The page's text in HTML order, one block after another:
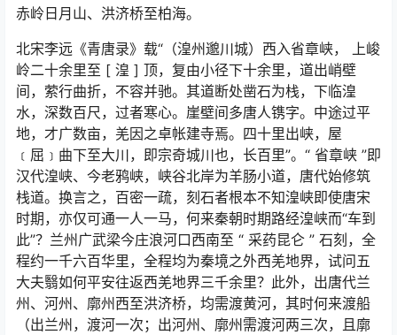
赤岭日月山、洪济桥至柏海。
北宋李远《青唐录》载“（湟州邈川城）西入省章峡， 上峻
岭二十余里至 [ 湟 ] 顶，复由小径下十余里，道出峭壁
间，萦行曲折，不容并驰。其道断处凿石为栈，下临湟
水，深数百尺，过者寒心。崖壁间多唐人镌字。中途过平
地，才广数亩，羌因之卓帐建寺焉。四十里出峡，屋
﹝屈﹞曲下至大川，即宗奇城川也，长百里”。“ 省章峡 ”即
汉代湟峡、今老鸦峡，峡谷北岸为羊肠小道，唐代始修筑
栈道。换言之，百密一疏，刻石者根本不知湟峡即使唐宋
时期，亦仅可通一人一马，何来秦朝时期路经湟峡而“车到
此”？兰州广武梁今庄浪河口西南至 “ 采药昆仑 ” 石刻，全
程约一千六百华里，全程均为秦境之外西羌地界，试问五
大夫翳如何平安往返西羌地界三千余里？此外，出唐代兰
州、河州、廓州西至洪济桥，均需渡黄河，其时何来渡船
（出兰州，渡河一次；出河州、廓州需渡河两三次，且廓